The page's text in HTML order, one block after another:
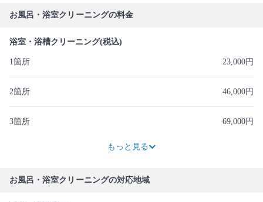
お風呂・浴室クリーニングの料金
浴室・浴槽クリーニング(税込)
1箇所 23,000円
2箇所 46,000円
3箇所
69,000円
もっと見る
お風呂・浴室クリーニングの対応地域